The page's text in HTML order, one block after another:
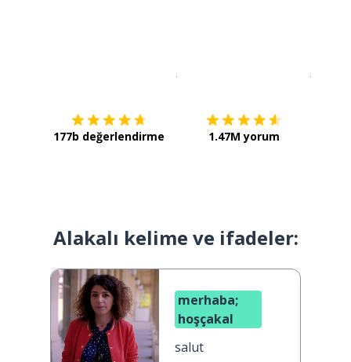
177b değerlendirme 1.47M yorum
Alakalı kelime ve ifadeler:
merhaba;
hoşçakal
salut